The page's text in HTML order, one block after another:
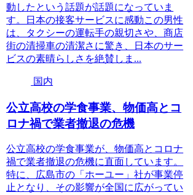
動したという話題が話題になっていま
す。日本の接客サービスに感動この男性
は、タクシーの運転手の親切さや、商店
街の清掃車の清潔さに驚き、日本のサー
ビスの素晴らしさを絶賛しま...
国内
公立高校の学食事業、物価高とコ
ロナ禍で業者撤退の危機
公立高校の学食事業が、物価高とコロナ
禍で業者撤退の危機に直面しています。
特に、広島市の「ホーユー」社が事業停
止となり、その影響が全国に広がってい